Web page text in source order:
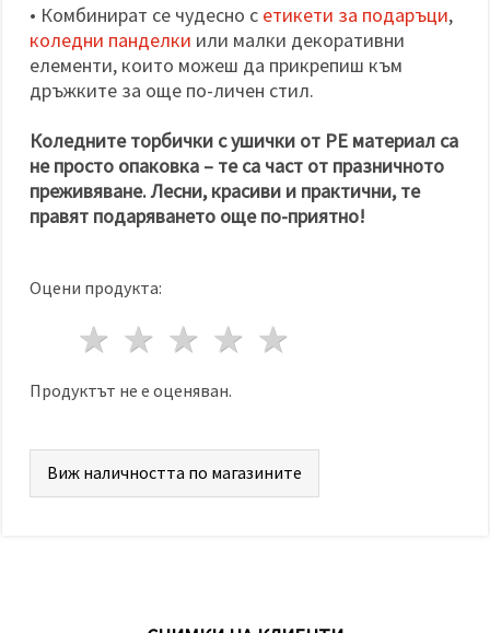
• Комбинират се чудесно с етикети за подаръци,
коледни панделки или малки декоративни
елементи, които можеш да прикрепиш към
дръжките за още по-личен стил.
Коледните торбички с ушички от PE материал са
не просто опаковка – те са част от празничното
преживяване. Лесни, красиви и практични, те
правят подаряването още по-приятно!
Оцени продукта:
4 звезди
3 звезди
2 звезди
1 звезда
Продуктът не е оценяван.
Виж наличността по магазините